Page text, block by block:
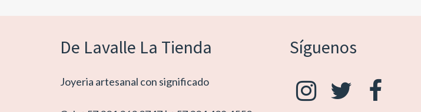
De Lavalle La Tienda
Joyeria artesanal con significado
Síguenos